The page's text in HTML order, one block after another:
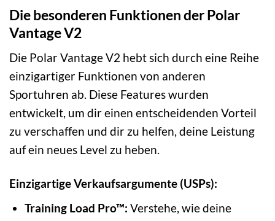
Die besonderen Funktionen der Polar
Vantage V2
Die Polar Vantage V2 hebt sich durch eine Reihe
einzigartiger Funktionen von anderen
Sportuhren ab. Diese Features wurden
entwickelt, um dir einen entscheidenden Vorteil
zu verschaffen und dir zu helfen, deine Leistung
auf ein neues Level zu heben.
Einzigartige Verkaufsargumente (USPs):
Training Load Pro™: Verstehe, wie deine